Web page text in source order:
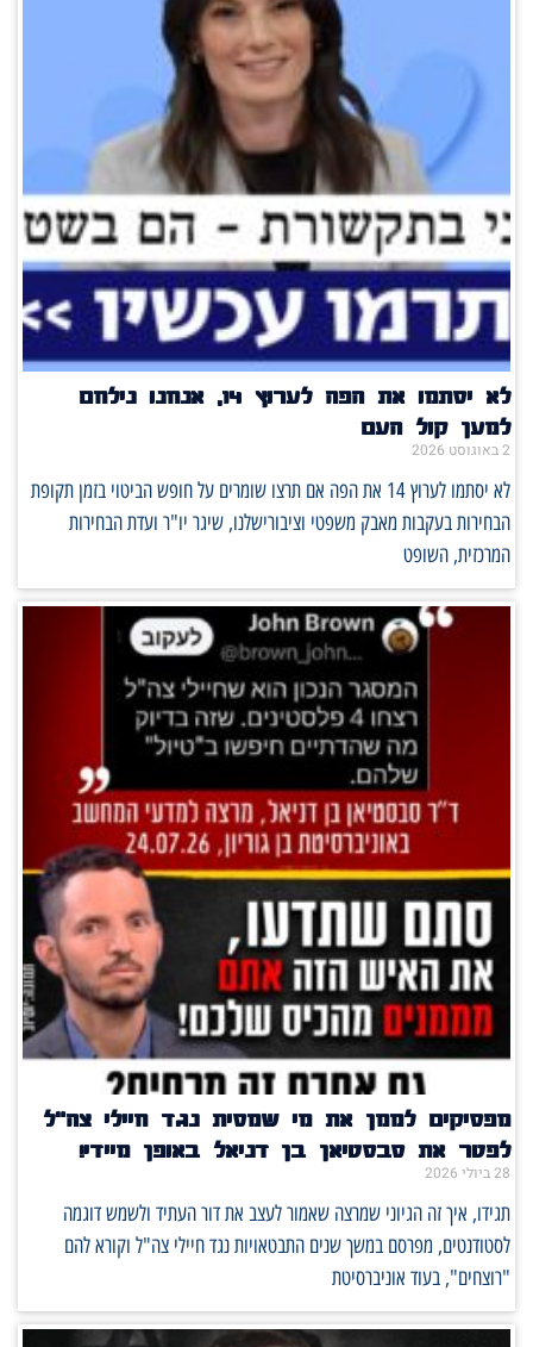
לא יסתמו את הפה לערוץ 14, אנחנו נילחם
למען קול העם
2 באוגוסט 2026
לא יסתמו לערוץ 14 את הפה אם תרצו שומרים על חופש הביטוי בזמן תקופת
הבחירות בעקבות מאבק משפטי וציבורישלנו, שיגר יו"ר ועדת הבחירות
המרכזית, השופט
מפסיקים לממן את מי שמסית נגד חיילי צה"ל
לפטר את סבסטיאן בן דניאל באופן מיידי!
28 ביולי 2026
תגידו, איך זה הגיוני שמרצה שאמור לעצב את דור העתיד ולשמש דוגמה
לסטודנטים, מפרסם במשך שנים התבטאויות נגד חיילי צה"ל וקורא להם
"רוצחים", בעוד אוניברסיטת